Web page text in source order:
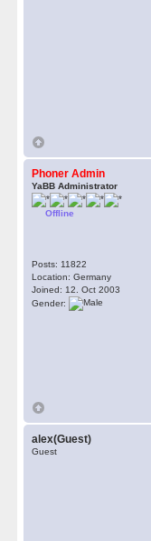
Phoner Admin
YaBB Administrator
Offline
Posts: 11822
Location: Germany
Joined: 12. Oct 2003
Gender:
alex(Guest)
Guest